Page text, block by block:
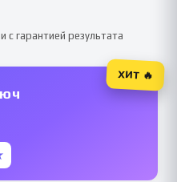
гарантией результата
ХИТ 🔥